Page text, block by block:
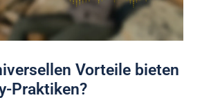
Vorteile bieten
Praktiken?